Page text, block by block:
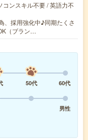
コンスキル不要 / 英語力不
、採用強化中♪同期たくさ
（ブラン…
50代
60代
男性